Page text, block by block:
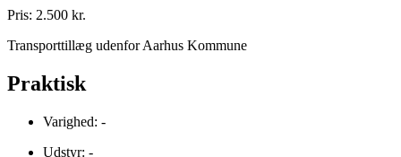
Pris: 2.500 kr.
Transporttillæg udenfor Aarhus Kommune
Praktisk
Varighed: -
Udstyr: -